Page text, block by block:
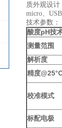
质外观设计
micro、
技术参数：
酸度pH技
测量范围
解析度
精度
校准模式
标配电极